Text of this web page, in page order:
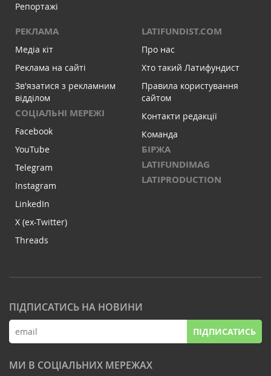
Репортажі
РЕКЛАМА
Медіа кіт
Реклама на сайті
Зв'язатися з рекламним
відділом
СОЦІАЛЬНІ МЕРЕЖІ
Facebook
YouTube
Telegram
Instagram
LinkedIn
X (ex-Twitter)
Threads
LATIFUNDIST.COM
Про нас
Хто такий Латифундист
Правила користування
сайтом
Контакти редакції
Команда
БІРЖА
LATIFUNDIMAG
LATIPRODUCTION
ПІДПИСАТИСЬ НА НОВИНИ
ПІДПИСАТИСЬ
МИ В СОЦІАЛЬНИХ МЕРЕЖАХ